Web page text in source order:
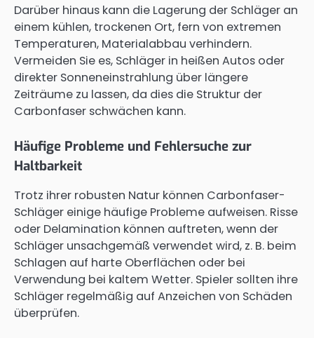
Darüber hinaus kann die Lagerung der Schläger an
einem kühlen, trockenen Ort, fern von extremen
Temperaturen, Materialabbau verhindern.
Vermeiden Sie es, Schläger in heißen Autos oder
direkter Sonneneinstrahlung über längere
Zeiträume zu lassen, da dies die Struktur der
Carbonfaser schwächen kann.
Häufige Probleme und Fehlersuche zur
Haltbarkeit
Trotz ihrer robusten Natur können Carbonfaser-
Schläger einige häufige Probleme aufweisen. Risse
oder Delamination können auftreten, wenn der
Schläger unsachgemäß verwendet wird, z. B. beim
Schlagen auf harte Oberflächen oder bei
Verwendung bei kaltem Wetter. Spieler sollten ihre
Schläger regelmäßig auf Anzeichen von Schäden
überprüfen.